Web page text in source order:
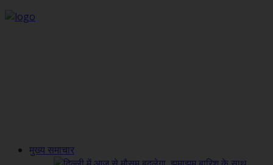
मुख्य समाचार